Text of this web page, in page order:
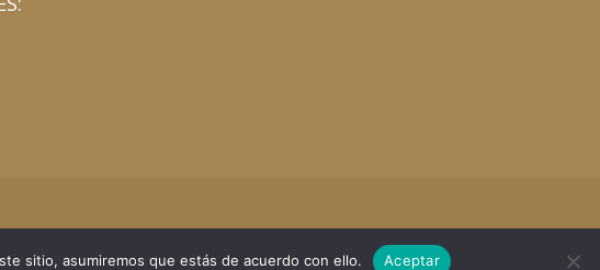
sitio, asumiremos que estás de acuerdo con ello. Aceptar